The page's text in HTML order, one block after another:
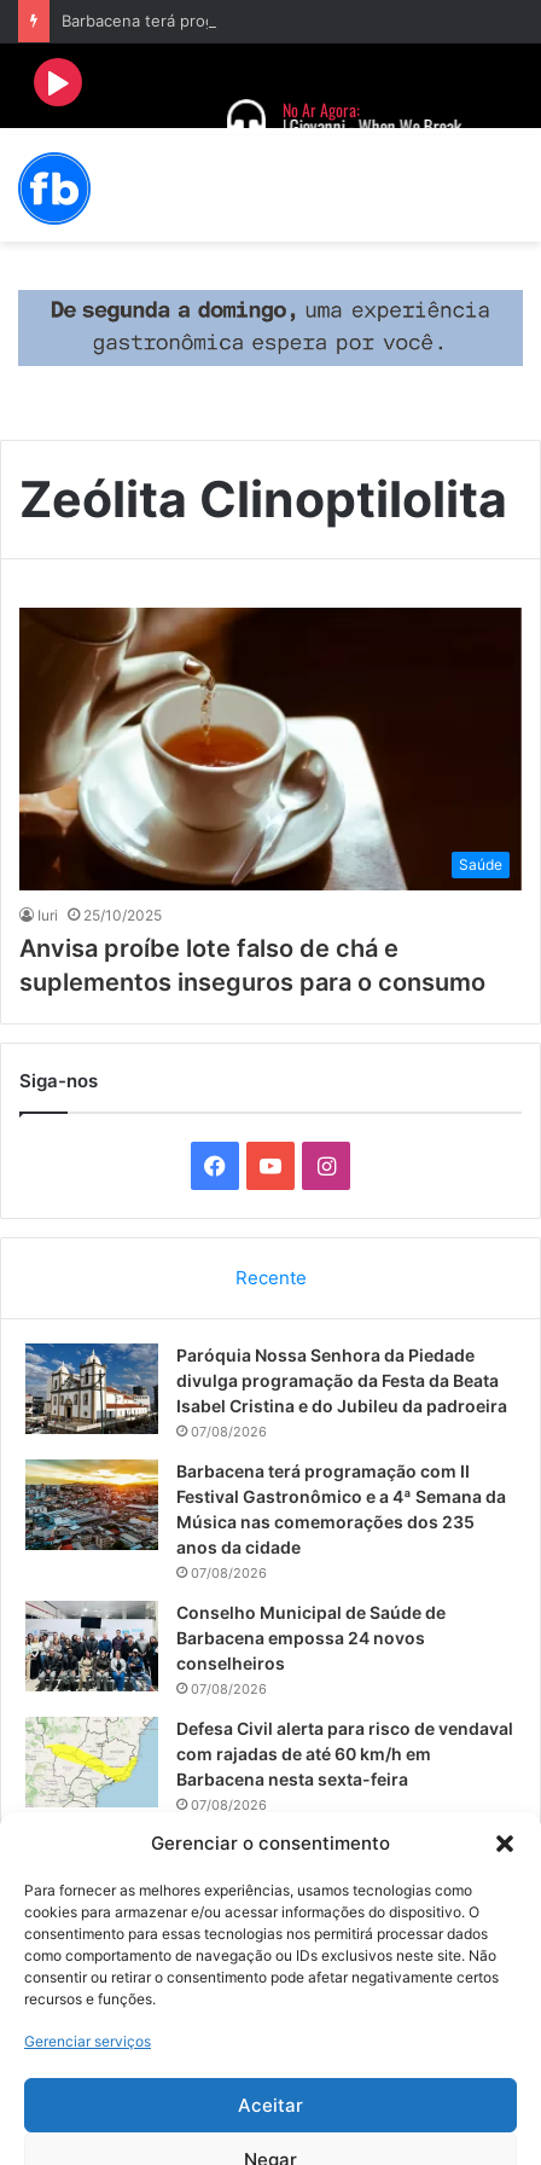
Gerenciar o consentimento
Para fornecer as melhores experiências, usamos tecnologias como
cookies para armazenar e/ou acessar informações do dispositivo. O
consentimento para essas tecnologias nos permitirá processar dados
como comportamento de navegação ou IDs exclusivos neste site. Não
consentir ou retirar o consentimento pode afetar negativamente certos
recursos e funções.
Gerenciar serviços
Aceitar
Negar
Zeólita Clinoptilolita
Saúde
Iuri 25/10/2025
Anvisa proíbe lote falso de chá e
suplementos inseguros para o consumo
Siga-nos
a
b
o
k
o
u
b
I
n
a
g
a
Recente
Paróquia Nossa Senhora da Piedade
divulga programação da Festa da Beata
Isabel Cristina e do Jubileu da padroeira
07/08/2026
Barbacena terá programação com II
Festival Gastronômico e a 4ª Semana da
Música nas comemorações dos 235
anos da cidade
07/08/2026
Conselho Municipal de Saúde de
Barbacena empossa 24 novos
conselheiros
07/08/2026
Defesa Civil alerta para risco de vendaval
com rajadas de até 60 km/h em
Barbacena nesta sexta-feira
07/08/2026
EPCAR tem a melhor nota do IDEB no
06/08/2026
© 2026, Todos os direitos reservados | Desenvolvido por:
Digital Business| Hospedado por:NP Publicidade
Fale Conosco
Sobre Nós
Política de Segurança e Privacidade